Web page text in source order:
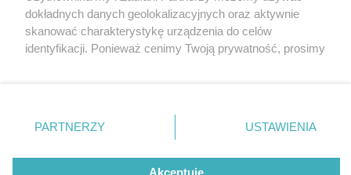
Twojemiasto
Piekary Śląskie
Chorzów
Tarnowskie Góry
Gliwice
Skontakuj sięz nami
Kontakt
Wydawca
Redakcja
dokładnych danych geolokalizacyjnych oraz aktywnie
skanować charakterystykę urządzenia do celów
identyfikacji. Ponieważ cenimy Twoją prywatność, prosimy
prywatności znajdujący się w lewym dolnym rogu strony
. Niektóre rodzaje przetwarzania danych nie wymagają
zgody użytkownika, ale masz prawo sprzeciwić się
takiemu przetwarzaniu. Preferencje będą miały
PARTNERZY USTAWIENIA
Akceptuję